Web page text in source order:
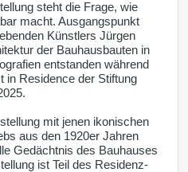
steht die Frage, wie
macht. Ausgangspunkt
Künstlers Jürgen
der Bauhausbauten in
entstanden während
in Residence der Stiftung
mit jenen ikonischen
aus den 1920er Jahren
Gedächtnis des Bauhauses
ist Teil des Residenz-